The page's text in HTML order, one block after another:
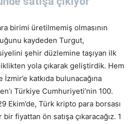
birimi üretilmemiş olmasının
kaydeden Turgut,
şehir düzlemine taşıyan ilk
yola çıkarak geliştirdik. Hem
İzmir’e katkıda bulunacağına
Türkiye Cumhuriyeti’nin 100.
Ekim’de, Türk kripto para borsası
fiyattan ön satışa çıkaracağız. 1